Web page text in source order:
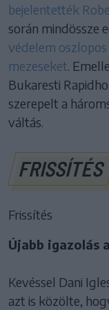
bejelentették
során mindössze
védelem
mezeseket.
Bukaresti
szerepelt a
váltás.
FRISSÍTÉS
Frissítés
Újabb igazolás
Kevéssel Dani
azt is közölte,